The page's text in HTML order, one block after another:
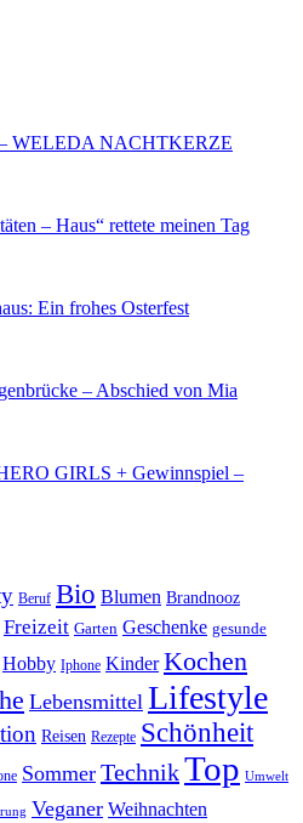
WELEDA NACHTKERZE
– Haus“ rettete meinen Tag
Ein frohes Osterfest
– Abschied von Mia
GIRLS + Gewinnspiel –
Beruf Bio Blumen Brandnooz
Freizeit Garten Geschenke gesunde
Hobby Iphone Kinder Kochen
Lebensmittel Lifestyle
Reisen Rezepte Schönheit
Sommer TechnikTop Umwelt
Veganer Weihnachten